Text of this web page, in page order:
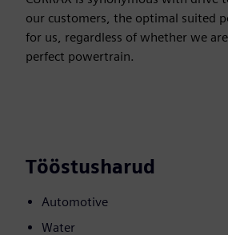
our customers, the optimal suited
for us, regardless of whether we
perfect powertrain.
Tööstusharud
Automotive
Water